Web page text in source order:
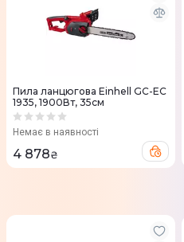
Пила ланцюгова Einhell GC-EC
1935, 1900Вт, 35см
Немає в наявності
4 878₴